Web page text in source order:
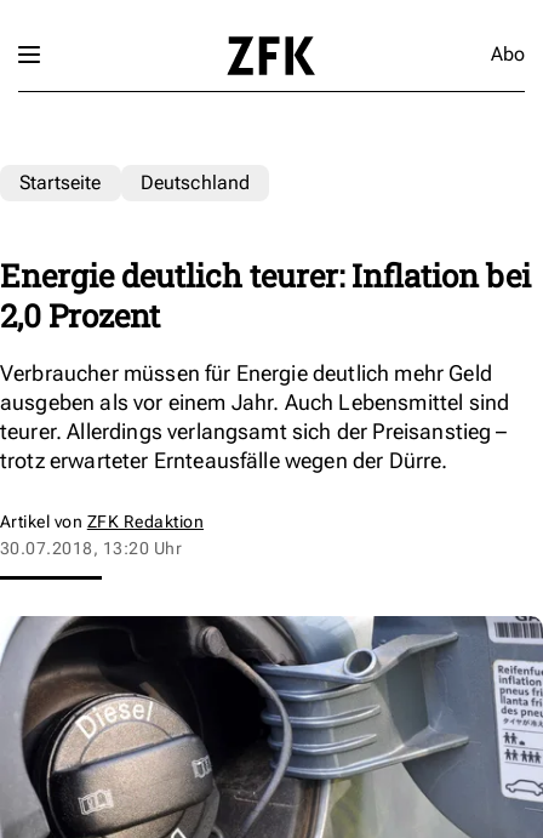
Abo
Startseite Deutschland
Energie deutlich teurer: Inflation bei
2,0 Prozent
Verbraucher müssen für Energie deutlich mehr Geld
ausgeben als vor einem Jahr. Auch Lebensmittel sind
teurer. Allerdings verlangsamt sich der Preisanstieg –
trotz erwarteter Ernteausfälle wegen der Dürre.
Artikel von ZFK Redaktion
30.07.2018, 13:20 Uhr